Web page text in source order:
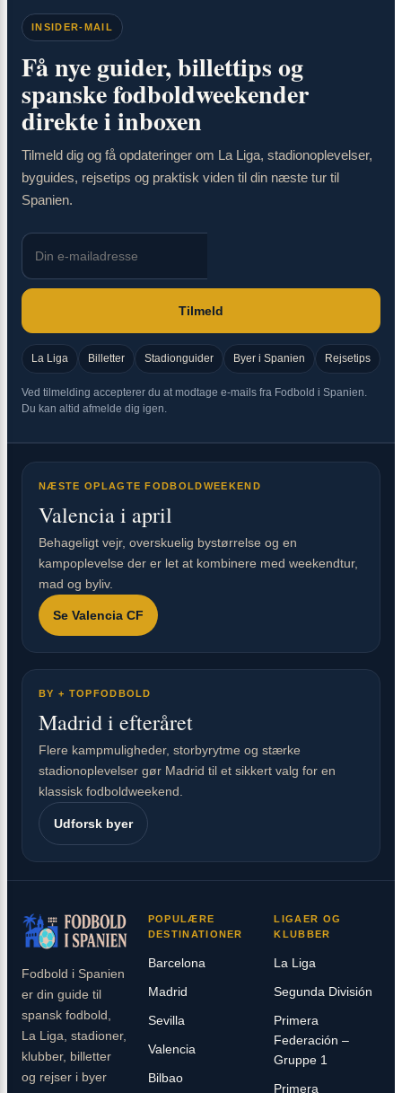
INSIDER-MAIL
Få nye guider, billettips og
spanske fodboldweekender
direkte i inboxen
Tilmeld dig og få opdateringer om La Liga, stadionoplevelser,
byguides, rejsetips og praktisk viden til din næste tur til
Spanien.
Tilmeld
La Liga Billetter Stadionguider Byer i Spanien Rejsetips
Ved tilmelding accepterer du at modtage e-mails fra Fodbold i Spanien.
Du kan altid afmelde dig igen.
NÆSTE OPLAGTE FODBOLDWEEKEND
Valencia i april
Behageligt vejr, overskuelig bystørrelse og en
kampoplevelse der er let at kombinere med weekendtur,
mad og byliv.
Se Valencia CF
BY + TOPFODBOLD
Madrid i efteråret
Flere kampmuligheder, storbyrytme og stærke
stadionoplevelser gør Madrid til et sikkert valg for en
klassisk fodboldweekend.
Udforsk byer
Fodbold i Spanien
er din guide til
spansk fodbold,
La Liga, stadioner,
klubber, billetter
og rejser i byer
POPULÆRE
DESTINATIONER
Barcelona
Madrid
Sevilla
Valencia
Bilbao
LIGAER OG
KLUBBER
La Liga
Segunda División
Primera
Federación –
Gruppe 1
Primera